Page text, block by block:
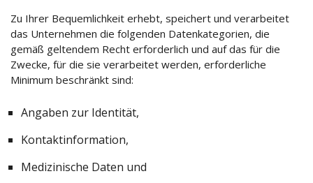
Zu Ihrer Bequemlichkeit erhebt, speichert und verarbeitet
das Unternehmen die folgenden Datenkategorien, die
gemäß geltendem Recht erforderlich und auf das für die
Zwecke, für die sie verarbeitet werden, erforderliche
Minimum beschränkt sind:
Angaben zur Identität,
Kontaktinformation,
Medizinische Daten und